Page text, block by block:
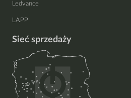
Ledvance
LAPP
Sieć sprzedaży